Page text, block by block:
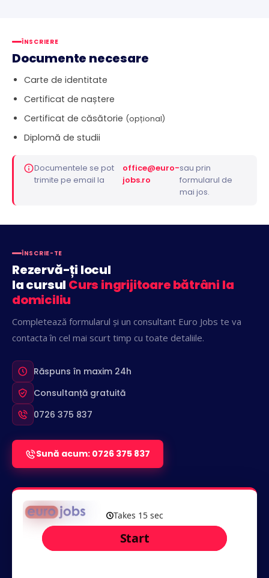
ÎNSCRIERE
Documente necesare
Carte de identitate
Certificat de naștere
Certificat de căsătorie (opțional)
Diplomă de studii
Documentele se pot
trimite pe email la
office@euro-
jobs.ro
sau prin
formularul de
mai jos.
ÎNSCRIE-TE
Rezervă-ți locul
la cursul Curs ingrijitoare bătrâni la
domiciliu
Completează formularul și un consultant Euro Jobs te va
contacta în cel mai scurt timp cu toate detaliile.
Răspuns în maxim 24h
Consultanță gratuită
0726 375 837
Sună acum: 0726 375 837